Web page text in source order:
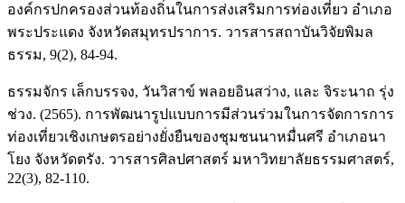
องค์กรปกครองส่วนท้องถิ่นในการส่งเสริมการท่องเที่ยว อำเภอ
พระประแดง จังหวัดสมุทรปราการ. วารสารสถาบันวิจัยพิมล
ธรรม, 9(2), 84-94.
ธรรมจักร เล็กบรรจง, วันวิสาข์ พลอยอินสว่าง, และ จิระนาถ รุ่ง
ช่วง. (2565). การพัฒนารูปแบบการมีส่วนร่วมในการจัดการการ
ท่องเที่ยวเชิงเกษตรอย่างยั่งยืนของชุมชนนาหมื่นศรี อำเภอนา
โยง จังหวัดตรัง. วารสารศิลปศาสตร์ มหาวิทยาลัยธรรมศาสตร์,
22(3), 82-110.